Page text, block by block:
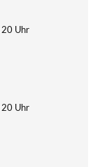
20 Uhr
20 Uhr